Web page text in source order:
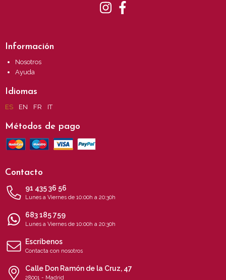
Información
Nosotros
Ayuda
Idiomas
ES EN FR IT
Métodos de pago
Contacto
91 435 36 56
Lunes a Viernes de 10:00h a 20:30h
683 185 759
Lunes a Viernes de 10:00h a 20:30h
Escríbenos
Contacta con nosotros
Calle Don Ramón de la Cruz, 47
28001 - Madrid